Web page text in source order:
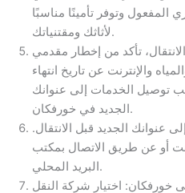
المفعول وتوفر تأمينًا مناسبًا
لأثاثك ومقتنياتك.
تأكد من إخطار مقدمي
والإنترنت عن تاريخ انتهاء
توصيل الخدمات إلى عنوانك
الجديد في خورفكان.
عنوانك الجديد قبل الانتقال.
أو عن طريق الاتصال بمكتب
البريد المحلي.
خورفكان: اختيار شركة النقل